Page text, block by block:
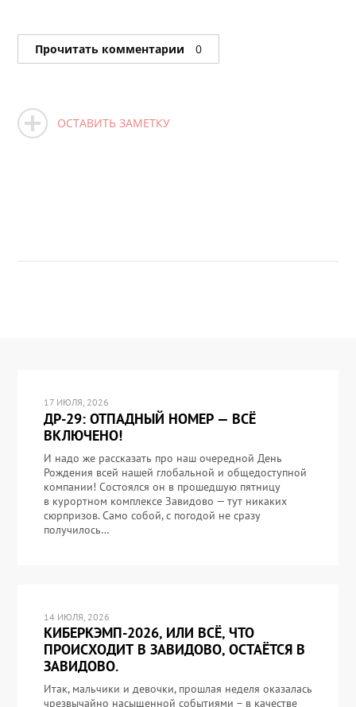
Прочитать комментарии 0
ОСТАВИТЬ ЗАМЕТКУ
17 ИЮЛЯ, 2026
ДР-29: ОТПАДНЫЙ НОМЕР — ВСЁ
ВКЛЮЧЕНО!
И надо же рассказать про наш очередной День
Рождения всей нашей глобальной и общедоступной
компании! Состоялся он в прошедшую пятницу
в курортном комплексе Завидово — тут никаких
сюрпризов. Само собой, с погодой не сразу
получилось…
14 ИЮЛЯ, 2026
КИБЕРКЭМП-2026, ИЛИ ВСЁ, ЧТО
ПРОИСХОДИТ В ЗАВИДОВО, ОСТАЁТСЯ В
ЗАВИДОВО.
Итак, мальчики и девочки, прошлая неделя оказалась
чрезвычайно насыщенной событиями – в качестве